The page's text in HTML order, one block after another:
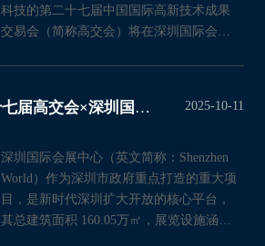
科技的第二十七届中国国际高新技术成果
交易会（简称高交会）将在深圳国际会展
藏不住了！第二十七届高交会×深圳国际会展中心 高端会议新坐标 2025-10-11
深圳国际会展中心（英文简称：Shenzhen
World）作为深圳市政府重点打造的重大项
目，是新时代深圳扩大开放的核心平台，
其总建筑面积 160.05万㎡，展览设施涵盖